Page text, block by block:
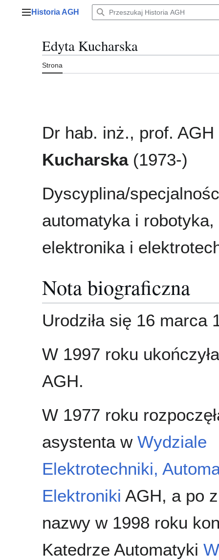
Menu główne
Historia AGH
Edyta Kucharska
Strona
Dr hab. inż., prof. AGH
Kucharska(1973-)
Dyscyplina/
automatyka i
elektronika i
Nota biograficzna
Urodziła się 16 marca
W 1997 roku
AGH.
W 1977 roku
asystenta w Wydziale
Elektrotechniki,
Elektroniki AGH, a po
nazwy w 1998 roku
Katedrze Automatyki